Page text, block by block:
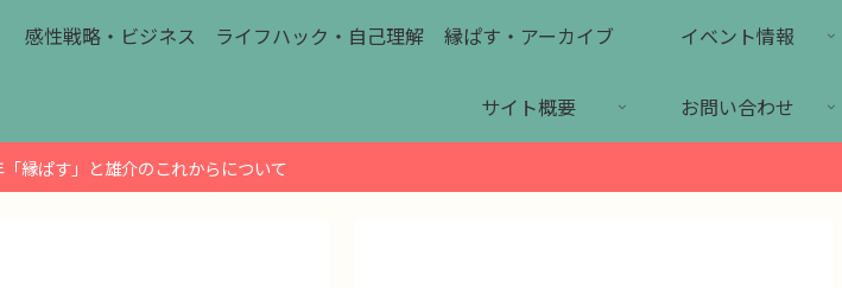
感性戦略・ビジネス ライフハック・自己理解 縁ぱす・アーカイブ イベント情報
サイト概要 お問い合わせ
「縁ぱす」と雄介のこれからについて